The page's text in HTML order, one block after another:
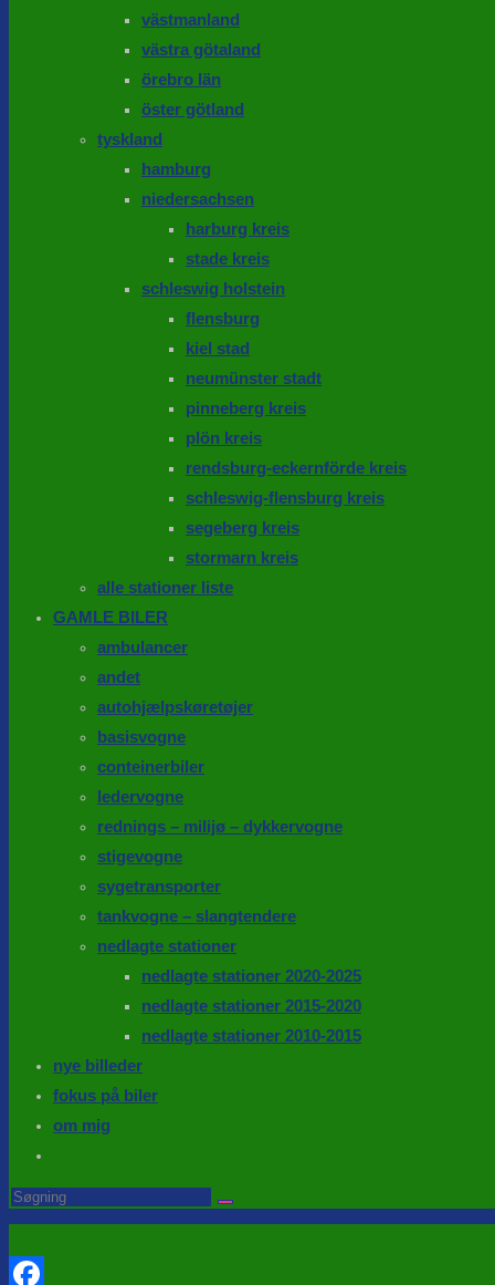
västmanland
västra götaland
örebro län
öster götland
tyskland
hamburg
niedersachsen
harburg kreis
stade kreis
schleswig holstein
flensburg
kiel stad
neumünster stadt
pinneberg kreis
plön kreis
rendsburg-eckernförde kreis
schleswig-flensburg kreis
segeberg kreis
stormarn kreis
alle stationer liste
GAMLE BILER
ambulancer
andet
autohjælpskøretøjer
basisvogne
conteinerbiler
ledervogne
rednings – milijø – dykkervogne
stigevogne
sygetransporter
tankvogne – slangtendere
nedlagte stationer
nedlagte stationer 2020-2025
nedlagte stationer 2015-2020
nedlagte stationer 2010-2015
nye billeder
fokus på biler
om mig
website
search
Search
this
website